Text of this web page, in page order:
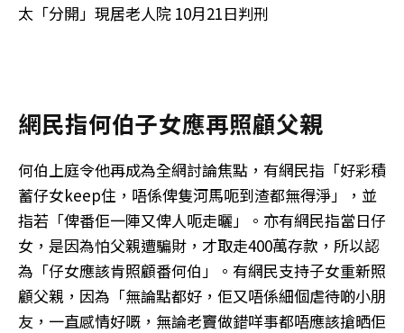
太「分開」現居老人院 10月21日判刑
網民指何伯子女應再照顧父親
何伯上庭令他再成為全網討論焦點，有網民指「好彩積
蓄仔女keep住，唔係俾隻河馬呃到渣都無得淨」，並
指若「俾番佢一陣又俾人呃走曬」。亦有網民指當日仔
女，是因為怕父親遭騙財，才取走400萬存款，所以認
為「仔女應該肯照顧番何伯」。有網民支持子女重新照
顧父親，因為「無論點都好，佢又唔係細個虐待啲小朋
友，一直感情好嘅，無論老竇做錯咩事都唔應該搶晒佢